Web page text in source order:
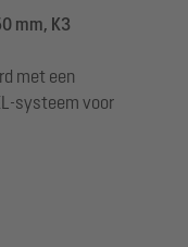
mm, K3
met een
systeem voor